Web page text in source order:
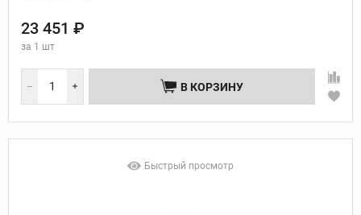
23 451 ₽
за 1 шт
В КОРЗИНУ
Быстрый просмотр